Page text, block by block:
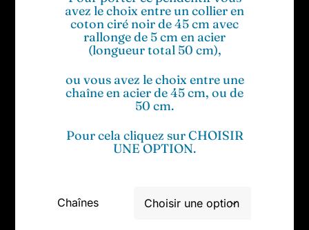
avez le choix entre un collier en
coton ciré noir de 45 cm avec
rallonge de 5 cm en acier
(longueur total 50 cm),
ou vous avez le choix entre une
chaîne en acier de 45 cm, ou de
50 cm.
Pour cela cliquez sur CHOISIR
UNE OPTION.
Chaînes 